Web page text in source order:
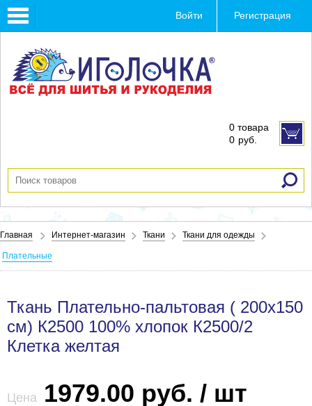
Toggle
navigation
Войти Регистрация
0 товара
0 руб.
Главная Интернет-магазин Ткани Ткани для одежды
Плательные
Ткань Плательно-пальтовая ( 200х150
см) К2500 100% хлопок К2500/2
Клетка желтая
Цена 1979.00 руб. / шт